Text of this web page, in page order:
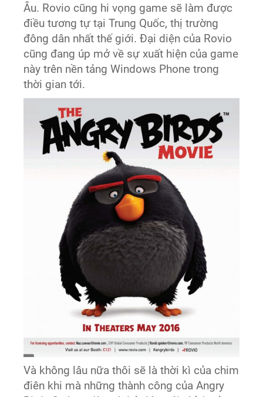
Âu. Rovio cũng hi vọng game sẽ làm được
điều tương tự tại Trung Quốc, thị trường
đông dân nhất thế giới. Đại diện của Rovio
cũng đang úp mở về sự xuất hiện của game
này trên nền tảng Windows Phone trong
thời gian tới.
Và không lâu nữa thôi sẽ là thời kì của chim
điên khi mà những thành công của Angry